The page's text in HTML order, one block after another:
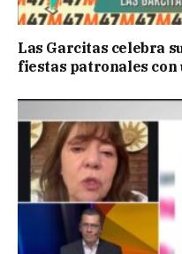
Las Garcitas celebra
fiestas patronales